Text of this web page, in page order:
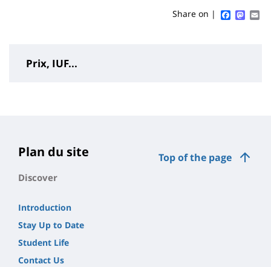
Share on |
Prix, IUF...
page
principale
Top of the page
Plan du site
Discover
Introduction
Stay Up to Date
Student Life
Contact Us